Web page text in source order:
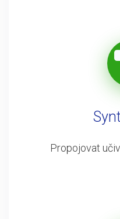
Propojovat